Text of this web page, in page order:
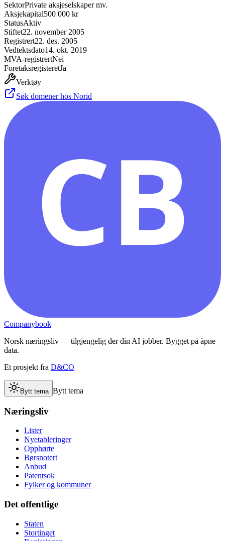
SektorPrivate aksjeselskaper mv.
Aksjekapital500 000 kr
StatusAktiv
Stiftet22. november 2005
Registrert22. des. 2005
Vedtektsdato14. okt. 2019
MVA-registrertNei
ForetaksregisteretJa
Verktøy
Søk domener hos Norid
CB
Companybook
Norsk næringsliv — tilgjengelig der din AI jobber. Bygget på åpne
data.
Et prosjekt fra D&CO
Bytt tema Bytt tema
Næringsliv
Lister
Nyetableringer
Opphørte
Børsnotert
Anbud
Patentsok
Fylker og kommuner
Det offentlige
Staten
Stortinget